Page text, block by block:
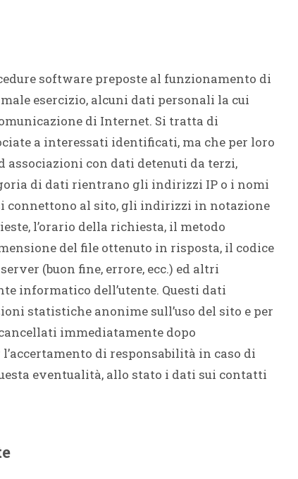
software preposte al funzionamento di
esercizio, alcuni dati personali la cui
di Internet. Si tratta di
a interessati identificati, ma che per loro
associazioni con dati detenuti da terzi,
di dati rientrano gli indirizzi IP o i nomi
connettono al sito, gli indirizzi in notazione
l’orario della richiesta, il metodo
del file ottenuto in risposta, il codice
(buon fine, errore, ecc.) ed altri
informatico dell’utente. Questi dati
statistiche anonime sull’uso del sito e per
immediatamente dopo
di responsabilità in caso di
eventualità, allo stato i dati sui contatti